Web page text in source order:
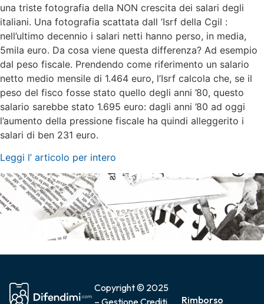
una triste fotografia della NON crescita dei salari degli
italiani. Una fotografia scattata dall ’Isrf della Cgil :
nell’ultimo decennio i salari netti hanno perso, in media,
5mila euro. Da cosa viene questa differenza? Ad esempio
dal peso fiscale. Prendendo come riferimento un salario
netto medio mensile di 1.464 euro, l’Isrf calcola che, se il
peso del fisco fosse stato quello degli anni ’80, questo
salario sarebbe stato 1.695 euro: dagli anni ’80 ad oggi
l’aumento della pressione fiscale ha quindi alleggerito i
salari di ben 231 euro.
Leggi l’ articolo per intero
Copyright © 2025
– Gestione Crediti
Rimborso